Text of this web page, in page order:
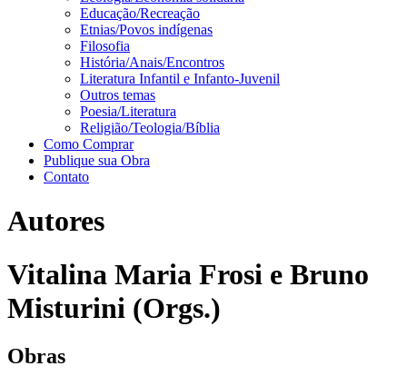
Educação/Recreação
Etnias/Povos indígenas
Filosofia
História/Anais/Encontros
Literatura Infantil e Infanto-Juvenil
Outros temas
Poesia/Literatura
Religião/Teologia/Bíblia
Como Comprar
Publique sua Obra
Contato
Autores
Vitalina Maria Frosi e Bruno
Misturini (Orgs.)
Obras